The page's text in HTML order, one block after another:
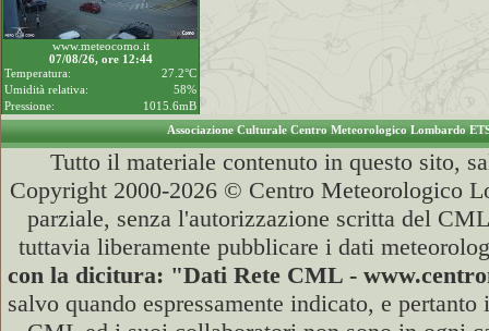
www.meteocomo.it
07/08/26, ore 12:44
Temperatura:
27.2°C
Umidità relativa:
58%
Pressione:
1015.6mB
Associazione Culturale Centro Meteorologico Lombardo
Tutto il materiale contenuto in questo sito,
Copyright 2000-2026 © Centro Meteorologico
parziale, senza l'autorizzazione scritta del
tuttavia liberamente pubblicare i dati
con la dicitura: "Dati Rete CML -
salvo quando espressamente indicato, e